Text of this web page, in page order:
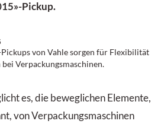
Pickup.
Pickups von Vahle sorgen für Flexibilität
Verpackungsmaschinen.
es, die beweglichen Elemente,
von Verpackungsmaschinen